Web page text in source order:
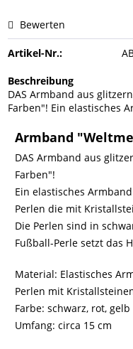
Bewerten
Artikel-Nr.:
Beschreibung
DAS Armband aus
Farben"! Ein elastisches
Armband
DAS Armband aus
Farben"!
Ein elastisches
Perlen die mit
Die Perlen sind in
Fußball-Perle setzt das
Material: Elastisches
Perlen mit
Farbe: schwarz, rot, gelb
Umfang: circa 15 cm